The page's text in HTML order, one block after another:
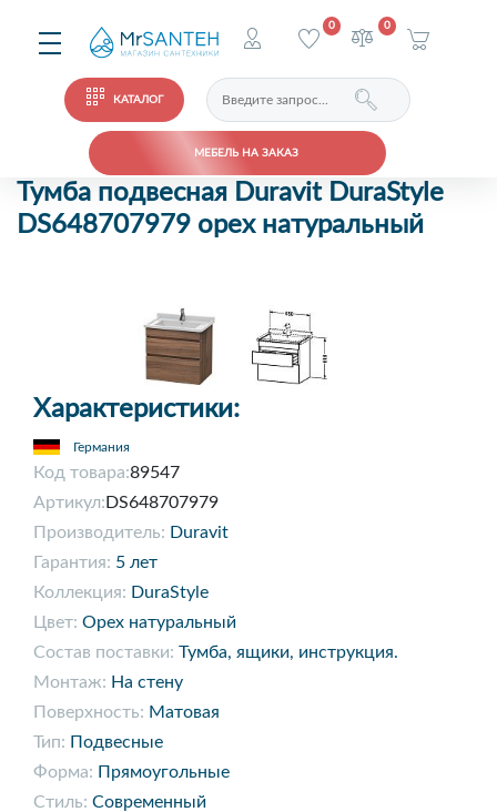
КАТАЛОГ
МЕБЕЛЬ НА ЗАКАЗ
0 0
Тумба подвесная Duravit DuraStyle
DS648707979 орех натуральный
Характеристики:
Германия
Код товара:89547
Артикул: DS648707979
Производитель: Duravit
Гарантия: 5 лет
Коллекция: DuraStyle
Цвет: Орех натуральный
Состав поставки: Тумба, ящики, инструкция.
Монтаж: На стену
Поверхность: Матовая
Тип: Подвесные
Форма: Прямоугольные
Стиль: Современный